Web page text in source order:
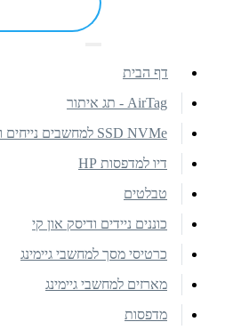
דף הבית
AirTag - תג איתור
SSD NVMe למחשבים נייחים וניידים
דיו למדפסות HP
טבלטים
כוננים ניידים ודיסק און קי
כרטיסי מסך למחשבי גיימינג
מארזים למחשבי גיימינג
מדפסות